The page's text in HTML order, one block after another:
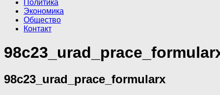
Политика
Экономика
Общество
Контакт
98c23_urad_prace_formularx